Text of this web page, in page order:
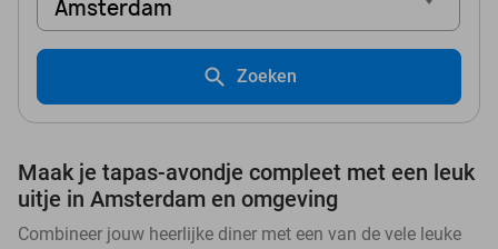
Amsterdam
Zoeken
Maak je tapas-avondje compleet met een leuk
uitje in Amsterdam en omgeving
Combineer jouw heerlijke diner met een van de vele leuke